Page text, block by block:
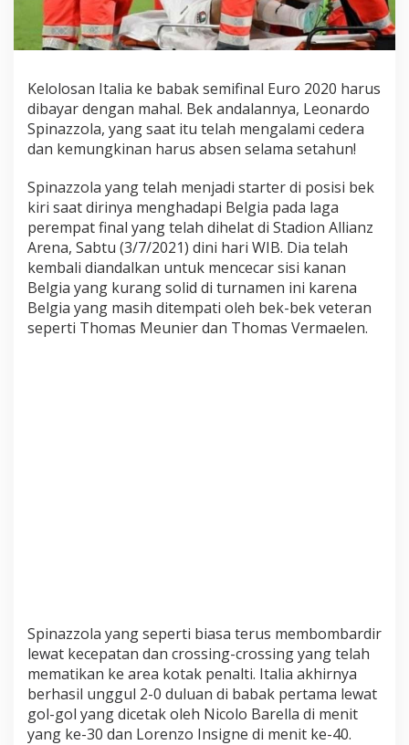
,
H
a
u
s
A
b
s
n
K
u
r
a
g
L
e
Kelolosan Italia ke babak semifinal Euro 2020 harus
dibayar dengan mahal. Bek andalannya, Leonardo
Spinazzola, yang saat itu telah mengalami cedera
dan kemungkinan harus absen selama setahun!
Spinazzola yang telah menjadi starter di posisi bek
kiri saat dirinya menghadapi Belgia pada laga
perempat final yang telah dihelat di Stadion Allianz
Arena, Sabtu (3/7/2021) dini hari WIB. Dia telah
kembali diandalkan untuk mencecar sisi kanan
Belgia yang kurang solid di turnamen ini karena
Belgia yang masih ditempati oleh bek-bek veteran
seperti Thomas Meunier dan Thomas Vermaelen.
Spinazzola yang seperti biasa terus membombardir
lewat kecepatan dan crossing-crossing yang telah
mematikan ke area kotak penalti. Italia akhirnya
berhasil unggul 2-0 duluan di babak pertama lewat
gol-gol yang dicetak oleh Nicolo Barella di menit
yang ke-30 dan Lorenzo Insigne di menit ke-40.